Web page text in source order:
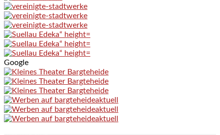
Google